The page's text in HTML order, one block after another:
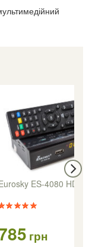
ES-4080 HD
грн